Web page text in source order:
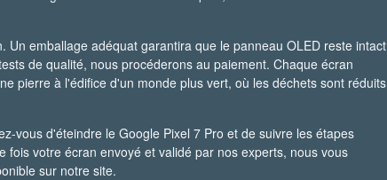
emballage adéquat garantira que le panneau OLED reste intact
de qualité, nous procéderons au paiement. Chaque écran
pierre à l'édifice d'un monde plus vert, où les déchets sont réduits
vous d'éteindre le Google Pixel 7 Pro et de suivre les étapes
votre écran envoyé et validé par nos experts, nous vous
sur notre site.